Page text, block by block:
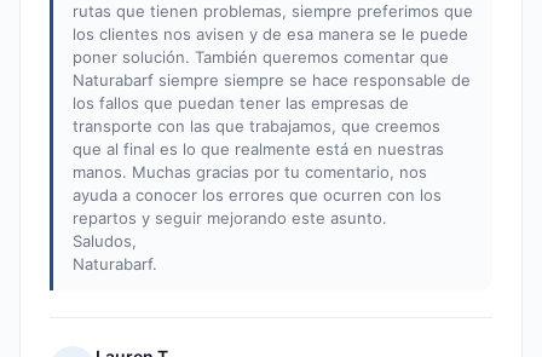
rutas que tienen problemas, siempre preferimos que
los clientes nos avisen y de esa manera se le puede
poner solución. También queremos comentar que
Naturabarf siempre siempre se hace responsable de
los fallos que puedan tener las empresas de
transporte con las que trabajamos, que creemos
que al final es lo que realmente está en nuestras
manos. Muchas gracias por tu comentario, nos
ayuda a conocer los errores que ocurren con los
repartos y seguir mejorando este asunto.
Saludos,
Naturabarf.